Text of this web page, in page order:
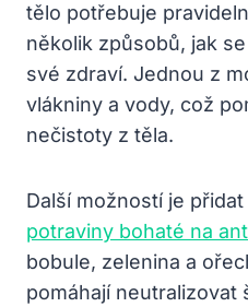
tělo potřebuje
několik způsobů, jak
své zdraví. Jednou z
vlákniny a vody, což
nečistoty z těla.
Další možností je přidat
potraviny bohaté na
bobule, zelenina a
pomáhají neutralizovat